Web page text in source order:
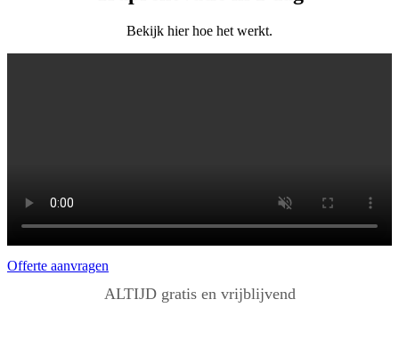
Bekijk hier hoe het werkt.
Offerte aanvragen
ALTIJD gratis en vrijblijvend